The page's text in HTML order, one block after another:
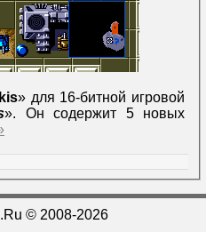
» для 16-битной игровой
». Он содержит 5 новых
© 2008-2026